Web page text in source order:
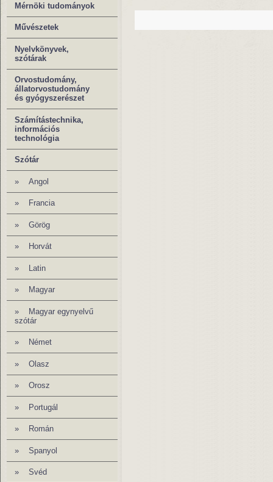
Mérnöki tudományok
Művészetek
Nyelvkönyvek,
szótárak
Orvostudomány,
állatorvostudomány
és gyógyszerészet
Számítástechnika,
információs
technológia
Szótár
» Angol
» Francia
» Görög
» Horvát
» Latin
» Magyar
»
Magyar egynyelvű
szótár
» Német
» Olasz
» Orosz
» Portugál
» Román
» Spanyol
» Svéd